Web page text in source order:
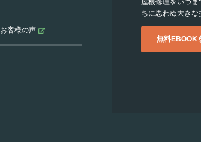
お客様の声
屋根修理をいつま
ちに思わぬ大きな
無料EBOOK